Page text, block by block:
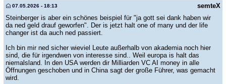
semteX
07.05.2026 - 18:13
Steinberger is aber ein schönes beispiel für "ja gott sei dank haben wir
da ned geld drauf geworfen". Der is jetzt halt one of many und der life
changer ist da auch ned passiert.
Ich bin mir ned sicher wieviel Leute außerhalb von akademia noch hier
sind, die für irgendwen von interesse sind.. Weil europa is halt das
niemalsland. In den USA werden dir Milliarden VC AI money in alle
Öffnungen geschoben und in China sagt der große Führer, was gemacht
wird.